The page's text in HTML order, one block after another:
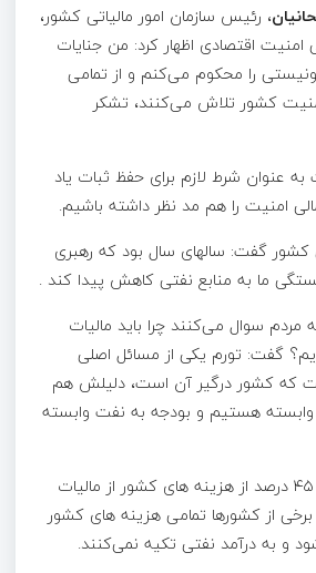
، رئیس سازمان امور مالیاتی کشور،
اقتصادی اظهار کرد: من جنایات
را محکوم می‌کنم و از تمامی
کشور تلاش می‌کنند، تشکر
به عنوان شرط لازم برای حفظ ثبات یاد
امنیت را هم مد نظر داشته باشیم.
کشور گفت: سالهای سال بود که رهبری
ما به منابع نفتی کاهش پیدا کند .
مردم سوال می‌کنند چرا باید مالیات
گفت: تورم یکی از مسائل اصلی
که کشور درگیر آن است، دلیلش هم
هستیم و بودجه به نفت وابسته
وی ادامه داد: در ایران ۴۵ درصد از هزینه های کشور از مالیات
از کشورها تمامی هزینه های کشور
و به درآمد نفتی تکیه نمی‌کنند.